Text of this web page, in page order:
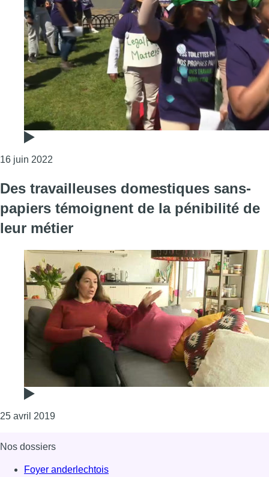
16 juin 2022
Des travailleuses domestiques sans-
papiers témoignent de la pénibilité de
leur métier
25 avril 2019Consulter l'article "Des travailleuses
Nos dossiers
Foyer anderlechtois